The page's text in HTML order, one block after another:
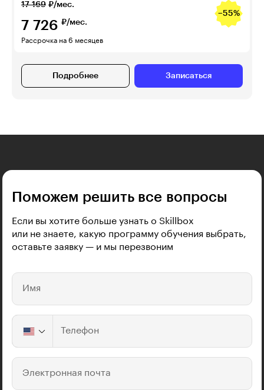
17 169 ₽/мес.
−55%
7 726 ₽/мес.
Рассрочка на 6 месяцев
Подробнее Записаться
Поможем решить все вопросы
Если вы хотите больше узнать о Skillbox
или не знаете, какую программу обучения выбрать,
оставьте заявку — и мы перезвоним
Имя
Телефон
Электронная почта